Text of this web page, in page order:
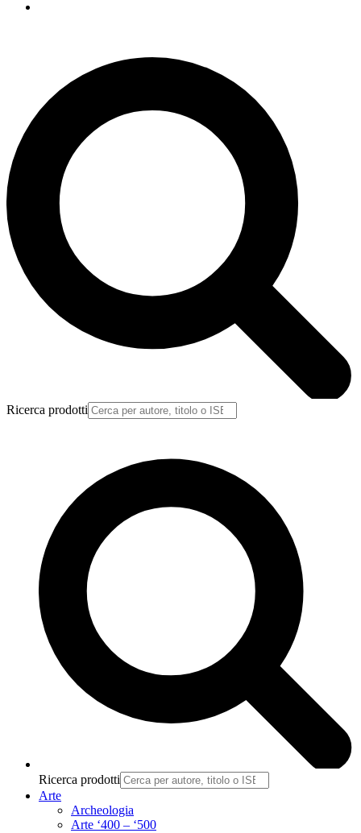
Ricerca prodotti
Ricerca prodotti
Arte
Archeologia
Arte ‘400 – ‘500